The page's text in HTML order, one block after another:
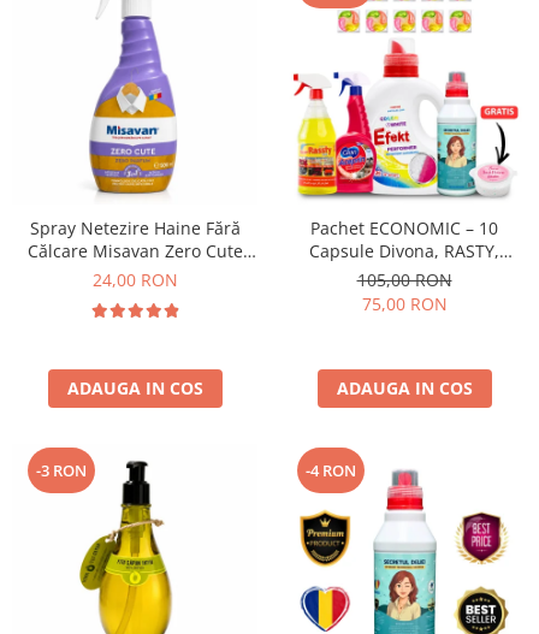
Spray Netezire Haine Fără
Călcare Misavan Zero Cute
Zero Parfum 500 ml
24,00 RON
ADAUGA IN COS
Pachet ECONOMIC – 10
Capsule Divona, RASTY,
ACEPRIN, Efekt, Secretul Deliei
+ Sare Inalbire GRATIS
105,00 RON
75,00 RON
ADAUGA IN COS
-3 RON -4 RON